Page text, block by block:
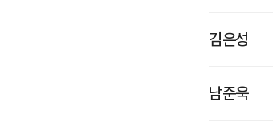
김은성
남준욱